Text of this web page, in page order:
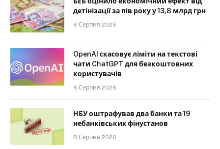
детінізації за пів року у 13,8 млрд грн
8 Серпня 2026
OpenAI скасовує ліміти на текстові
чати ChatGPT для безкоштовних
користувачів
8 Серпня 2026
НБУ оштрафував два банки та 19
небанківських фінустанов
8 Серпня 2026